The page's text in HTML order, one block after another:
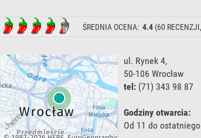
ŚREDNIA OCENA: 4.4 (60 RECENZJI,
ul. Rynek 4,
50-106 Wrocław
tel: (71) 343 98 87
Godziny otwarcia:
Od 11 do